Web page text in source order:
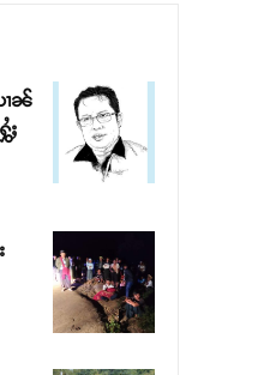
ၢၼ်
ႈ